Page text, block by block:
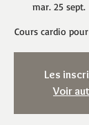
mar. 25 sept.
Cours cardio
Les
Voir